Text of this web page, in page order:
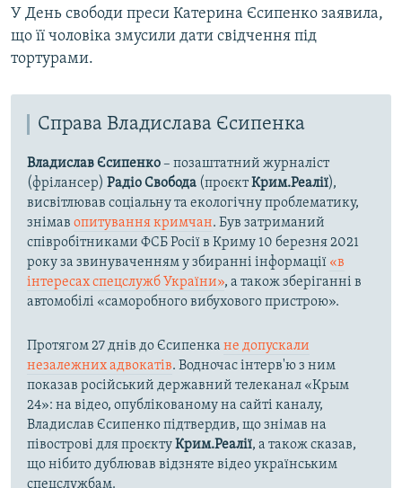
У День свободи преси Катерина Єсипенко заявила,
що її чоловіка змусили дати свідчення під
тортурами.
Справа Владислава Єсипенка
Владислав Єсипенко– позаштатний журналіст
(фрілансер) Радіо Свобода (проєктКрим.Реалії),
висвітлював соціальну та екологічну проблематику,
знімав опитування кримчан. Був затриманий
співробітниками ФСБ Росії в Криму 10 березня 2021
року за звинуваченням у збиранні інформації «в
інтересах спецслужб України», а також зберіганні в
автомобілі «саморобного вибухового пристрою».
Протягом 27 днів до Єсипенка не допускали
незалежних адвокатів. Водночас інтерв'ю з ним
показав російський державний телеканал «Крым
24»: на відео, опублікованому на сайті каналу,
Владислав Єсипенко підтвердив, що знімав на
півострові для проєктуКрим.Реалії, а також сказав,
що нібито дублював відзняте відео українським
спецслужбам.